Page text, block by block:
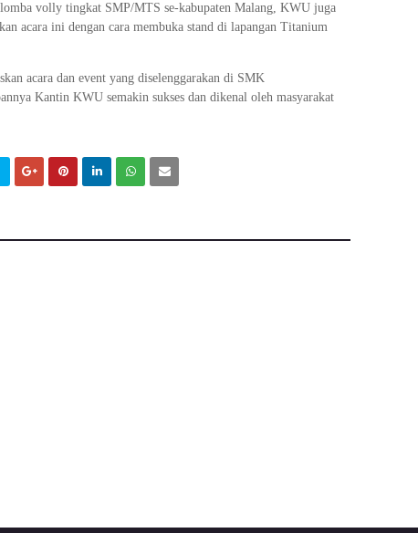
lomba volly tingkat SMP/MTS se-kabupaten Malang, KWU juga
acara ini dengan cara membuka stand di lapangan Titanium
acara dan event yang diselenggarakan di SMK
Kantin KWU semakin sukses dan dikenal oleh masyarakat